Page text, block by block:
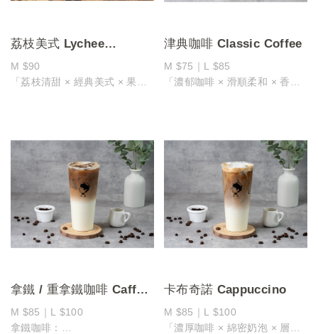
荔枝美式 Lychee
Espresso
M $90
「荔枝清甜 × 經典美式 × 果香
以經典美式咖啡為基底，注入荔
枝果香，打造出清爽與苦韻交錯
的獨特風味
美式咖啡的醇厚與微苦徐徐展
開，兩者平衡交融，不搶味、不
過甜
一杯 荔枝美式，果香與咖啡在
果香輕盈，咖啡更有層次
津典咖啡 Classic Coffee
M $75｜L $85
「濃郁咖啡 × 滑順柔和 × 香氣
加入恰到好處比例的奶精與糖
調和出滑順柔和的口感！
咖啡本身富有厚實的風味與回甘
層次
濃而不苦，香氣十足，尾韻溫潤
綿長
拿鐵 / 重拿鐵咖啡 Caffe
Latte / Extra Shot Latte
M $85｜L $100
拿鐵咖啡：
卡布奇諾 Cappuccino
M $85｜L $100
「濃厚咖啡 × 綿密奶泡 × 層次